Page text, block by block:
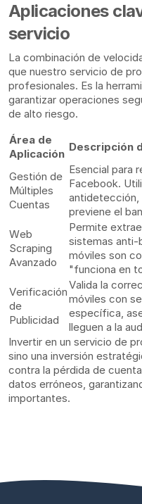
Aplicaciones
servicio
La combinación de
que nuestro servicio de
profesionales. Es la
garantizar operaciones
de alto riesgo.
Área de
Aplicación
Descripción
Gestión de
Múltiples
Cuentas
Esencial para
Facebook.
antidetección,
previene el
Web
Scraping
Avanzado
Permite
sistemas anti-
móviles son
"funciona en
Verificación
de
Publicidad
Valida la
móviles con
específica,
lleguen a la
Invertir en un servicio de
sino una inversión
contra la pérdida de
datos erróneos,
importantes.